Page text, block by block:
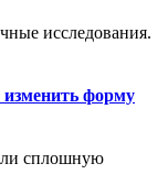
исследования.
форму
сплошную